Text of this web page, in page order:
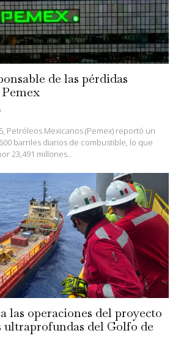
de las pérdidas
Petróleos Mexicanos (Pemex) reportó un
barriles diarios de combustible, lo que
23,491 millones...
las operaciones del proyecto
del Golfo de